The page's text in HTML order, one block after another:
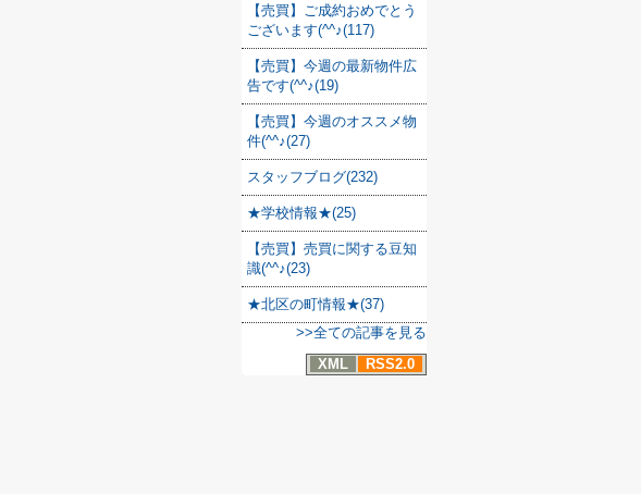
【売買】ご成約おめでとう
ございます(^^♪(117)
【売買】今週の最新物件広
告です(^^♪(19)
【売買】今週のオススメ物
件(^^♪(27)
スタッフブログ(232)
★学校情報★(25)
【売買】売買に関する豆知
識(^^♪(23)
★北区の町情報★(37)
>>全ての記事を見る
XML
RSS2.0